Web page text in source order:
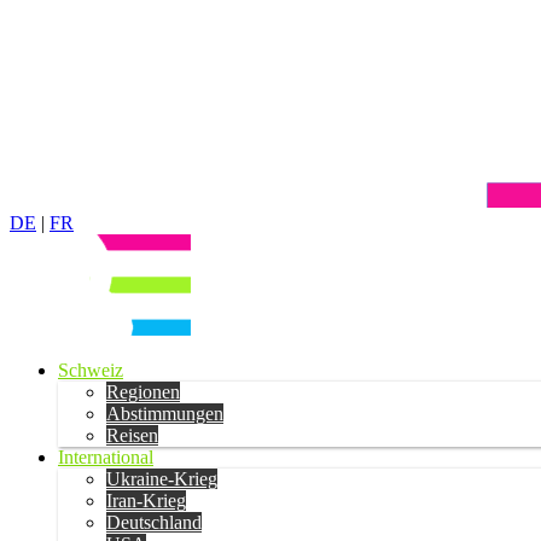
DE | FR
Schweiz
Regionen
Abstimmungen
Reisen
International
Ukraine-Krieg
Iran-Krieg
Deutschland